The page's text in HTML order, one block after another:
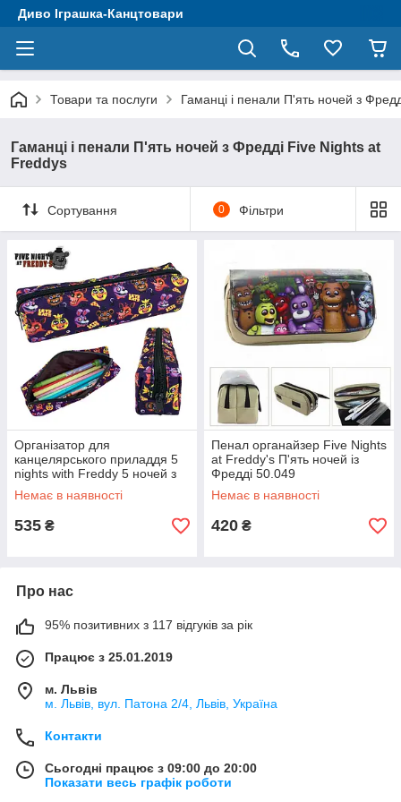
Диво Іграшка-Канцтовари
Товари та послуги Гаманці і пенали П'ять ночей з
Гаманці і пенали П'ять ночей з Фредді Five Nights at
Freddys
Сортування 0 Фільтри
Організатор для
канцелярського приладдя 5
nights with Freddy 5 ночей з
Фредді FNAF50.256
Немає в наявності
535 ₴
Пенал органайзер Five Nights
at Freddy's П'ять ночей із
Фредді 50.049
Немає в наявності
420 ₴
Про нас
95% позитивних з 117 відгуків за рік
Працює з 25.01.2019
м. Львів
м. Львів, вул. Патона 2/4, Львів, Україна
Контакти
Сьогодні працює з 09:00 до 20:00
Показати весь графік роботи